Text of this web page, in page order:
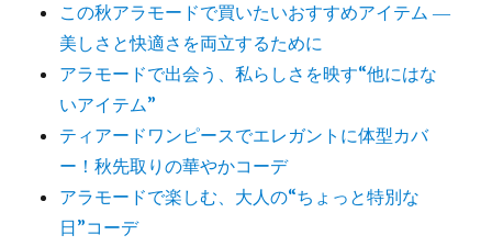
この秋アラモードで買いたいおすすめアイテム ―
美しさと快適さを両立するために
アラモードで出会う、私らしさを映す“他にはな
いアイテム”
ティアードワンピースでエレガントに体型カバ
ー！秋先取りの華やかコーデ
アラモードで楽しむ、大人の“ちょっと特別な
日”コーデ